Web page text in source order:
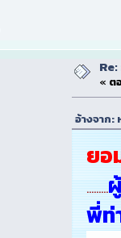
« ต
อ้างจาก:
ยอ
.........
พี่ท่